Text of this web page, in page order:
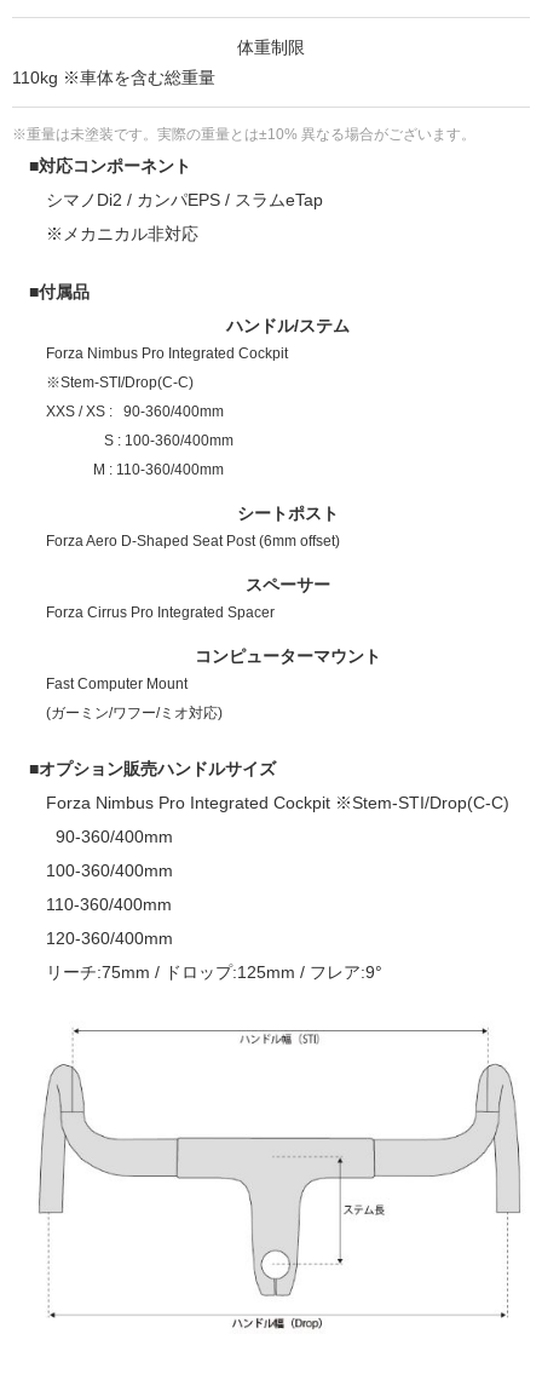
体重制限
110kg ※車体を含む総重量
※重量は未塗装です。実際の重量とは±10% 異なる場合がございます。
■対応コンポーネント
シマノDi2 / カンパEPS / スラムeTap
※メカニカル非対応
■付属品
ハンドル/ステム
Forza Nimbus Pro Integrated Cockpit
※Stem-STI/Drop(C-C)
XXS / XS : 90-360/400mm
S : 100-360/400mm
M : 110-360/400mm
シートポスト
Forza Aero D-Shaped Seat Post (6mm offset)
スペーサー
Forza Cirrus Pro Integrated Spacer
コンピューターマウント
Fast Computer Mount
(ガーミン/ワフー/ミオ対応)
■オプション販売ハンドルサイズ
Forza Nimbus Pro Integrated Cockpit ※Stem-STI/Drop(C-C)
90-360/400mm
100-360/400mm
110-360/400mm
120-360/400mm
リーチ:75mm / ドロップ:125mm / フレア:9°